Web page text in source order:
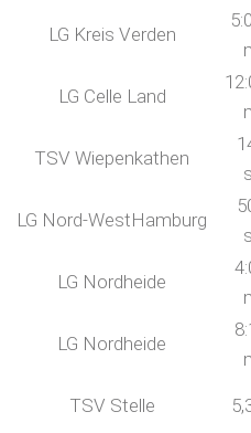
LG Kreis Verden
LG Celle Land
TSV Wiepenkathen
LG Nord-WestHamburg
LG Nordheide
LG Nordheide
TSV Stelle